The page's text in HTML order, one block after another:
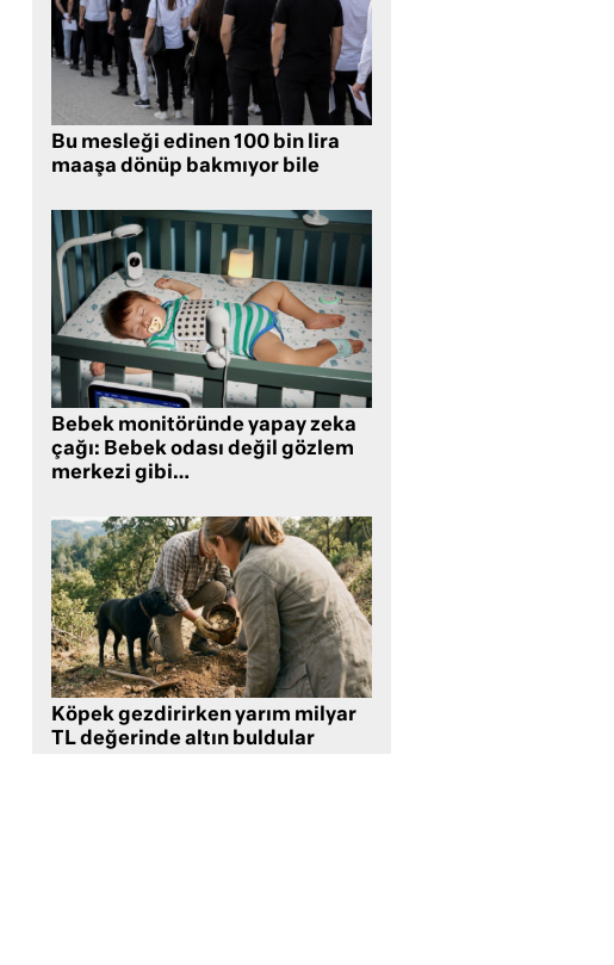
Bu mesleği edinen 100 bin lira
maaşa dönüp bakmıyor bile
Bebek monitöründe yapay zeka
çağı: Bebek odası değil gözlem
merkezi gibi…
Köpek gezdirirken yarım milyar
TL değerinde altın buldular